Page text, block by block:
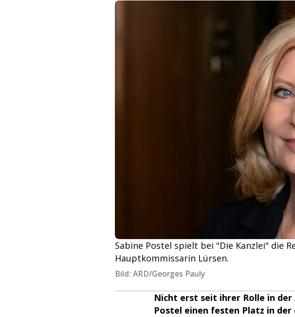
Sabine Postel spielt bei "Die Kanzlei" die
Hauptkommissarin Lürsen.
Bild: ARD/Georges Pauly
Nicht erst seit ihrer Rolle in der
Postel einen festen Platz in